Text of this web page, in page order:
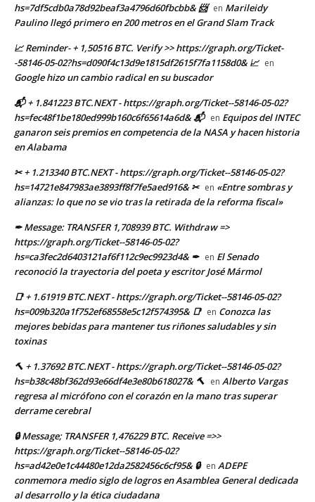
hs=7df5cdb0a78d92beaf3a4796d60fbcbb& 📨 en Marileidy
Paulino llegó primero en 200 metros en el Grand Slam Track
📈 Reminder- + 1,50516 BTC. Verify >> https://graph.org/Ticket-
-58146-05-02?hs=d090f4c13d9e1815df2615f7fa1158d0& 📈 en
Google hizo un cambio radical en su buscador
📬 + 1.841223 BTC.NEXT - https://graph.org/Ticket--58146-05-02?
hs=fec48f1be180ed999b160c6f65614a6d& 📬 en Equipos del INTEC
ganaron seis premios en competencia de la NASA y hacen historia
en Alabama
✂ + 1.213340 BTC.NEXT - https://graph.org/Ticket--58146-05-02?
hs=14721e847983ae3893ff8f7fe5aed916& ✂ en «Entre sombras y
alianzas: lo que no se vio tras la retirada de la reforma fiscal»
✒ Message: TRANSFER 1,708939 BTC. Withdraw =>
https://graph.org/Ticket--58146-05-02?
hs=ca3fec2d6403121af6f112c9ec9923d4& ✒ en El Senado
reconoció la trayectoria del poeta y escritor José Mármol
📑 + 1.61919 BTC.NEXT - https://graph.org/Ticket--58146-05-02?
hs=009b320a1f752ef68558e5c12f574395& 📑 en Conozca las
mejores bebidas para mantener tus riñones saludables y sin
toxinas
🔨 + 1.37692 BTC.NEXT - https://graph.org/Ticket--58146-05-02?
hs=b38c48bf362d93e66df4e3e80b618027& 🔨 en Alberto Vargas
regresa al micrófono con el corazón en la mano tras superar
derrame cerebral
🔒 Message; TRANSFER 1,476229 BTC. Receive =>>
https://graph.org/Ticket--58146-05-02?
hs=ad42e0e1c44480e12da2582456c6cf95& 🔒 en ADEPE
conmemora medio siglo de logros en Asamblea General dedicada
al desarrollo y la ética ciudadana